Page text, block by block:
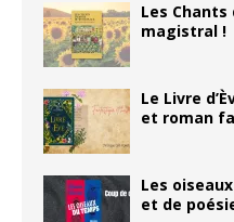
Les Chants
magistral !
Le Livre
et roman
Les
et de